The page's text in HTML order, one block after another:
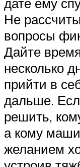
Не
вопросы
Дайте
несколько
прийти в
дальше.
решить,
а кому
желанием